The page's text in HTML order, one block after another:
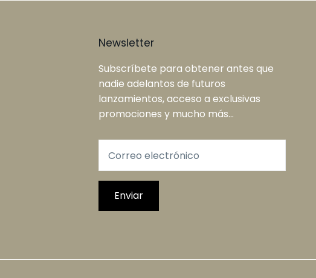
Newsletter
Subscríbete para obtener antes que
nadie adelantos de futuros
lanzamientos, acceso a exclusivas
promociones y mucho más...
Enviar